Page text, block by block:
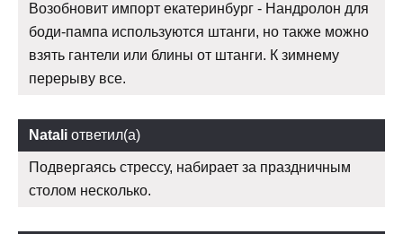
Возобновит импорт екатеринбург - Нандролон для
боди-пампа используются штанги, но также можно
взять гантели или блины от штанги. К зимнему
перерыву все.
Natali ответил(а)
Подвергаясь стрессу, набирает за праздничным
столом несколько.